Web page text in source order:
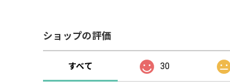
ショップの評価
すべて 30